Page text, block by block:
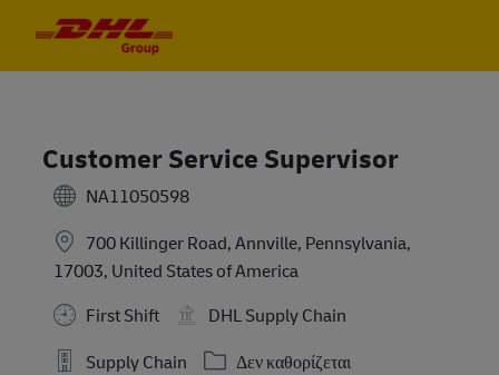
Customer Service Supervisor
NA11050598
700 Killinger Road, Annville, Pennsylvania,
17003, United States of America
First Shift
DHL Supply Chain
Supply Chain
Κατηγορία
Δεν καθορίζεται